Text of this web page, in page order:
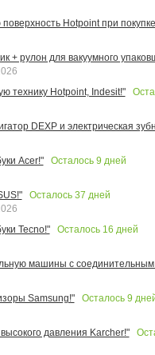
Hotpoint при
+ рулон для вакуумного
технику Hotpoint, Indesit!"
DEXP и электрическая
Acer!" Осталось 9 дней
Осталось 37 дней
Tecno!"
Осталось 16 дней
машины с
Samsung!" Осталось 9
давления Karcher!"